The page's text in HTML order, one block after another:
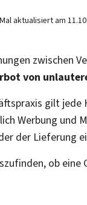
aktualisiert am
zwischen
von
gilt
Werbung und
der Lieferung
ob eine